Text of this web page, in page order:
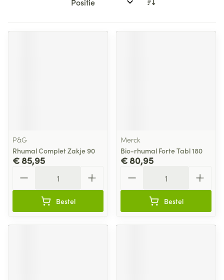
Sorteer op:
P&G
Rhumal Complet Zakje 90
€ 85,95
Bestel
Merck
Bio-rhumal Forte Tabl 180
€ 80,95
Bestel